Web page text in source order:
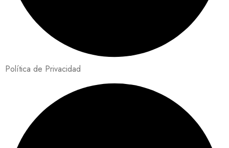
Política de Privacidad